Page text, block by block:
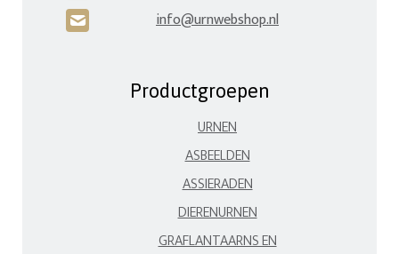
H info@urnwebshop.nl
Productgroepen
URNEN
ASBEELDEN
ASSIERADEN
DIERENURNEN
GRAFLANTAARNS EN